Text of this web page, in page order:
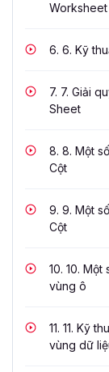
Worksheet
6. 6. Kỹ
7. 7. Giải
Sheet
8. 8. Một
Cột
9. 9. Một
Cột
10. 10. Một
vùng ô
11. 11. Kỹ
vùng dữ